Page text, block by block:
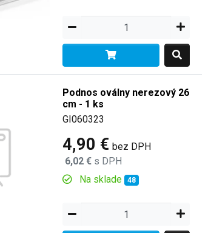
Podnos oválny nerezový 26
cm - 1 ks
GI060323
4,90 € bez DPH
6,02 € s DPH
Na sklade 48